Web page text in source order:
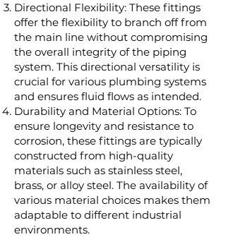
Directional Flexibility: These fittings
offer the flexibility to branch off from
the main line without compromising
the overall integrity of the piping
system. This directional versatility is
crucial for various plumbing systems
and ensures fluid flows as intended.
Durability and Material Options: To
ensure longevity and resistance to
corrosion, these fittings are typically
constructed from high-quality
materials such as stainless steel,
brass, or alloy steel. The availability of
various material choices makes them
adaptable to different industrial
environments.